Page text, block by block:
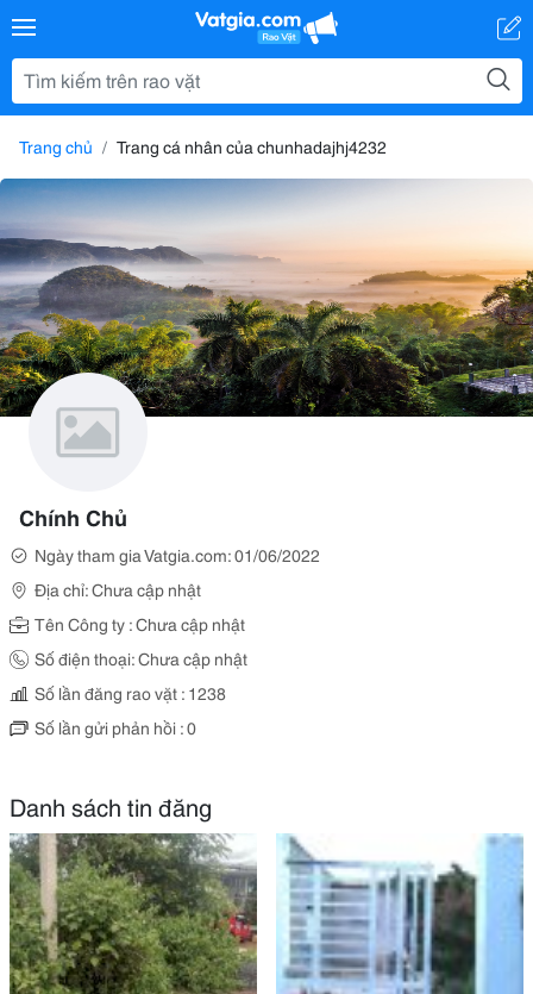
Trang chủ Trang cá nhân của chunhadajhj4232
Chính Chủ
Ngày tham gia Vatgia.com: 01/06/2022
Địa chỉ: Chưa cập nhật
Tên Công ty : Chưa cập nhật
Số điện thoại: Chưa cập nhật
Số lần đăng rao vặt : 1238
Số lần gửi phản hồi : 0
Danh sách tin đăng